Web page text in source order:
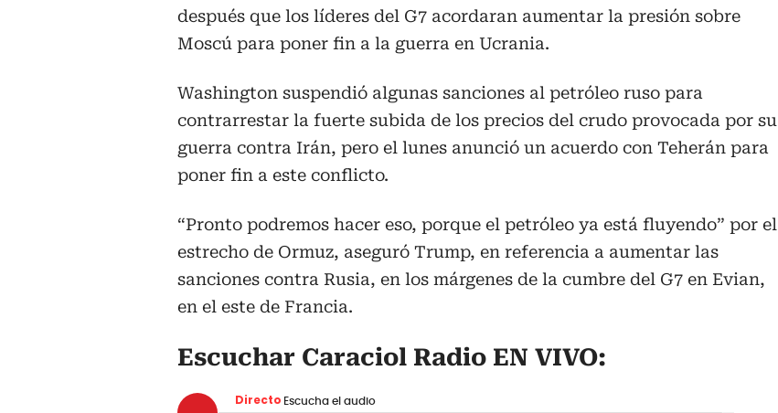
después que los líderes del G7 acordaran aumentar la presión sobre
Moscú para poner fin a la guerra en Ucrania.
Washington suspendió algunas sanciones al petróleo ruso para
contrarrestar la fuerte subida de los precios del crudo provocada por su
guerra contra Irán, pero el lunes anunció un acuerdo con Teherán para
poner fin a este conflicto.
“Pronto podremos hacer eso, porque el petróleo ya está fluyendo” por el
estrecho de Ormuz, aseguró Trump, en referencia a aumentar las
sanciones contra Rusia, en los márgenes de la cumbre del G7 en Evian,
en el este de Francia.
Escuchar Caraciol Radio EN VIVO:
Directo Escucha el audio